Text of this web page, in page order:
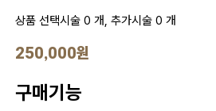
상품 선택시술 0 개, 추가시술 0 개
250,000원
구매기능